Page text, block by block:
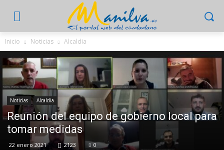
Inicio Noticias Alcaldia
Noticias Alcaldia
Reunión del equipo de gobierno local para
tomar medidas
22 enero 2021 2123 0